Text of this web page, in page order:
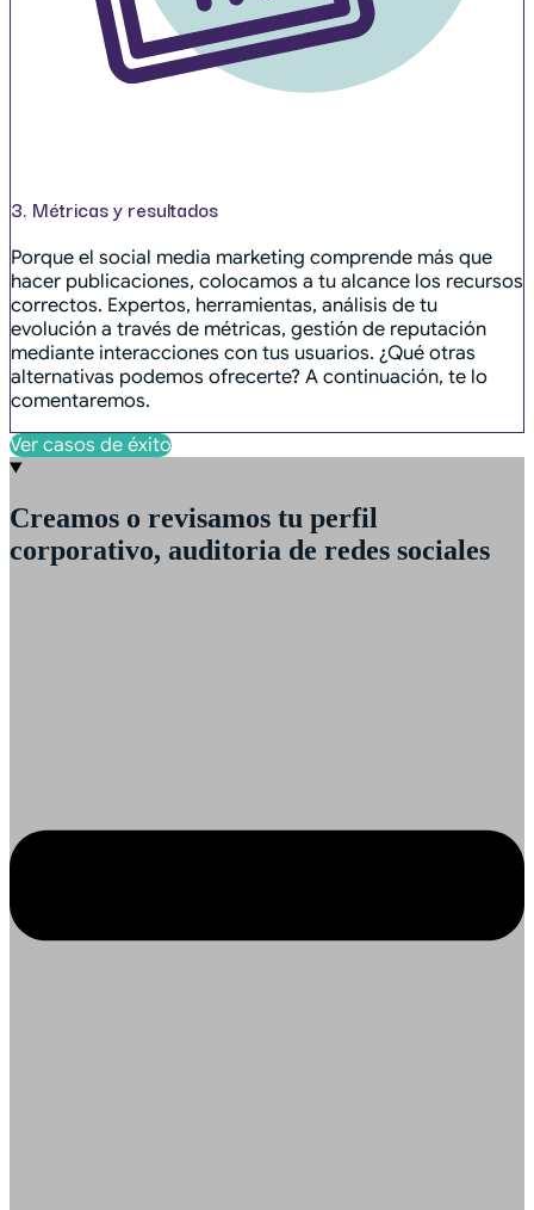
3. Métricas y resultados
Porque el social media marketing comprende más que
hacer publicaciones, colocamos a tu alcance los recursos
correctos. Expertos, herramientas, análisis de tu
evolución a través de métricas, gestión de reputación
mediante interacciones con tus usuarios. ¿Qué otras
alternativas podemos ofrecerte? A continuación, te lo
comentaremos.
Ver casos de éxito
Creamos o revisamos tu perfil
corporativo, auditoria de redes sociales